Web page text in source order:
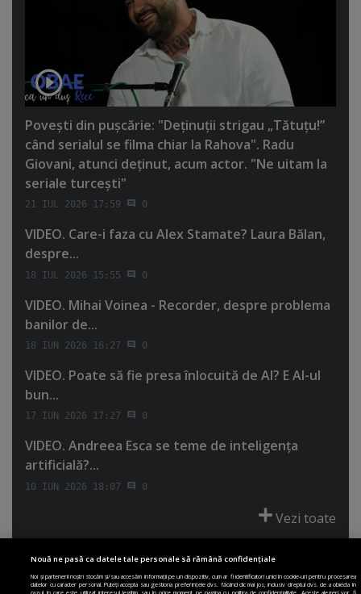
Poveşti din puşcărie: "Deţinuţii strigau „Tătuţu!”
când serialul se filma chiar la Rahova". Radu
Giovani, atunci deţinut, acum actor. "Ne uitam la
seriale turceşti"
21 IUL 2026 17:59 0
VIDEO. Care-i faza cu Alex Stamate? Laura Bălan,
despre...
18 IUL 2026 15:55 0
VIDEO. Mihai Voinea - Recorder, despre problema
banilor de...
18 IUN 2026 16:27 0
VIDEO. Poate să fie presa înlocuită de AI? E AI-ul
bun...
17 IUN 2026 17:27 0
VIDEO. Andreea Esca se teme de inteligenţa
artificială?...
10 IUN 2026 18:07 0
Vezi toate
Nouă ne pasă ca datele tale personale să rămână confidențiale
Noi și partenerii noștri stocăm și/sau accesăm informații pe un dispozitiv, cum ar fi identificatori unici în cookie-uri pentru procesarea
datelor cu caracter personal. Puteți accepta sau gestiona preferințele dvs. făcând clic mai jos, inclusiv dreptul dvs. de a obiecta în
cazul în care este utilizat interesul legitim sau în orice moment pe pagina cu politica de confidențialitate. Aceste alegeri vor fi